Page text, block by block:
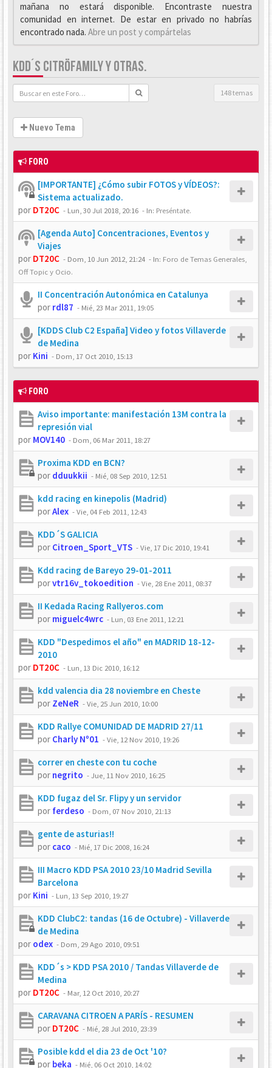
mañana no estará disponible. Encontraste nuestra
comunidad en internet. De estar en privado no habrías
encontrado nada. Abre un post y compártelas
KDD´S CITRÖFAMILY Y OTRAS.
148 temas
Nuevo Tema
FORO
[IMPORTANTE] ¿Cómo subir FOTOS y VÍDEOS?:
Sistema actualizado.
por DT20C - Lun, 30 Jul 2018, 20:16 - In: Preséntate.
[Agenda Auto] Concentraciones, Eventos y
Viajes
por DT20C - Dom, 10 Jun 2012, 21:24 - In: Foro de Temas Generales,
Off Topic y Ocio.
II Concentración Autonómica en Catalunya
por rdl87 - Mié, 23 Mar 2011, 19:05
[KDDS Club C2 España] Video y fotos Villaverde
de Medina
por Kini - Dom, 17 Oct 2010, 15:13
FORO
Aviso importante: manifestación 13M contra la
represión vial
por MOV140 - Dom, 06 Mar 2011, 18:27
Proxima KDD en BCN?
por dduukkii - Mié, 08 Sep 2010, 12:51
kdd racing en kinepolis (Madrid)
porAlex -Vie, 04 Feb 2011, 12:43
KDD´S GALICIA
por Citroen_Sport_VTS -Vie, 17 Dic 2010, 19:41
Kdd racing de Bareyo 29-01-2011
porvtr16v_tokoedition -Vie, 28 Ene 2011, 08:37
II Kedada Racing Rallyeros.com
por miguelc4wrc - Lun, 03 Ene 2011, 12:21
KDD "Despedimos el año" en MADRID 18-12-
2010
por DT20C - Lun, 13 Dic 2010, 16:12
kdd valencia dia 28 noviembre en Cheste
por ZeNeR -Vie, 25 Jun 2010, 10:00
KDD Rallye COMUNIDAD DE MADRID 27/11
por Charly Nº01 -Vie, 12 Nov 2010, 19:26
correr en cheste con tu coche
por negrito -Jue, 11 Nov 2010, 16:25
KDD fugaz del Sr. Flipy y un servidor
por ferdeso - Dom, 07 Nov 2010, 21:13
gente de asturias!!
por caco - Mié, 17 Dic 2008, 16:24
III Macro KDD PSA 2010 23/10 Madrid Sevilla
Barcelona
por Kini - Lun, 13 Sep 2010, 19:27
KDD ClubC2: tandas (16 de Octubre) - Villaverde
de Medina
por odex - Dom, 29 Ago 2010, 09:51
KDD´s > KDD PSA 2010 / Tandas Villaverde de
Medina
por DT20C - Mar, 12 Oct 2010, 20:27
CARAVANA CITROEN A PARÍS - RESUMEN
por DT20C - Mié, 28 Jul 2010, 23:39
Posible kdd el dia 23 de Oct '10?
por beka - Mié, 06 Oct 2010, 14:02